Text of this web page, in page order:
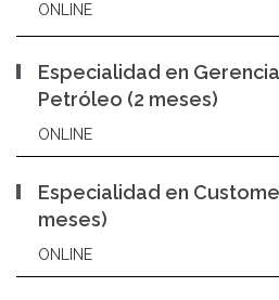
ONLINE
Especialidad en
Petróleo (2 meses)
ONLINE
Especialidad en
meses)
ONLINE